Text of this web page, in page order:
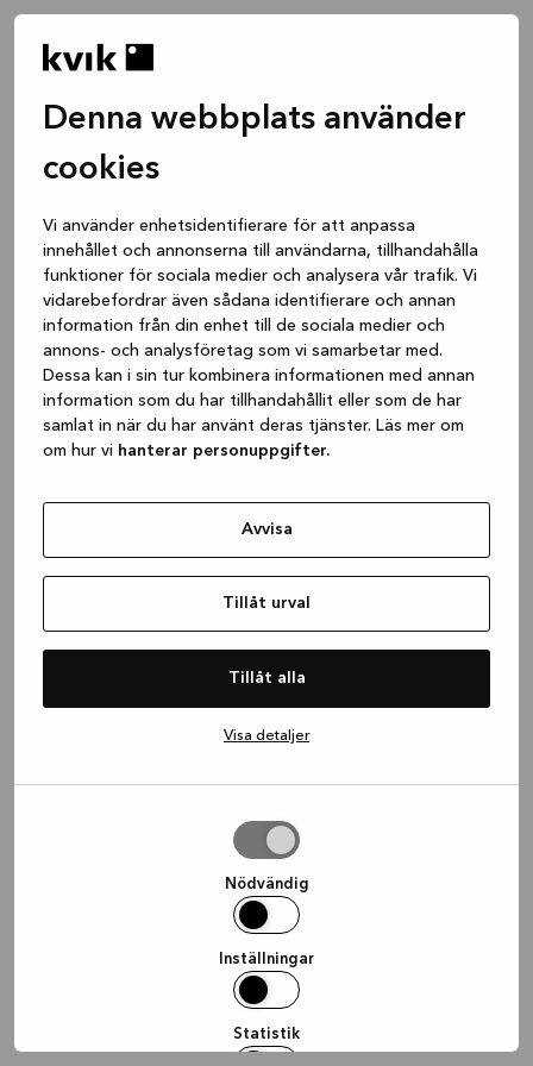
Denna webbplats använder
cookies
Vi använder enhetsidentifierare för att anpassa
innehållet och annonserna till användarna, tillhandahålla
funktioner för sociala medier och analysera vår trafik. Vi
vidarebefordrar även sådana identifierare och annan
information från din enhet till de sociala medier och
annons- och analysföretag som vi samarbetar med.
Dessa kan i sin tur kombinera informationen med annan
information som du har tillhandahållit eller som de har
samlat in när du har använt deras tjänster. Läs mer om
om hur vi hanterar personuppgifter.
Avvisa
Tillåt urval
Tillåt alla
Visa detaljer
Nödvändig
Inställningar
Statistik
(see the browser console for more
information).